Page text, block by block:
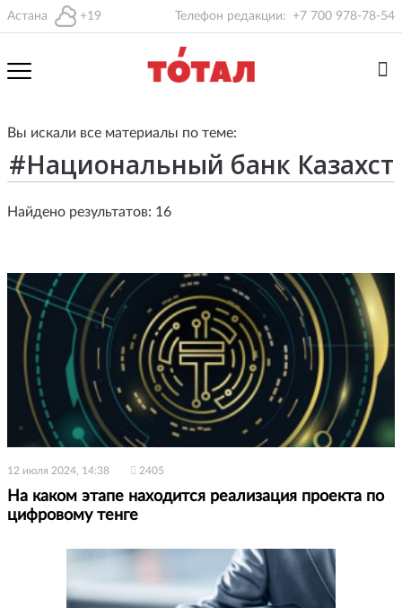
Астана +19 Телефон редакции: +7 700 978-78-54
Вы искали все материалы по теме:
Найдено результатов: 16
12 июля 2024, 14:38 2405
На каком этапе находится реализация проекта по
цифровому тенге